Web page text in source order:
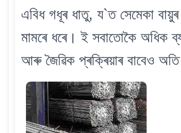
এবিধ গধূৰ ধাতু, য`ত সেমেকা বায়ুৰ
মামৰে ধৰে। ই সবাতোকৈ অধিক
আৰু জৈৱিক প্ৰক্ৰিয়াৰ বাবেও